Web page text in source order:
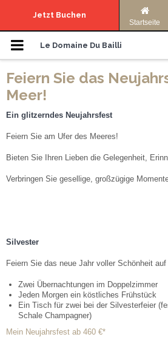
Navigationsmenü
Die Domaine
Unterkünfte
Unsere Angebote
ENGLISH
DEUTSCH
Jetzt Buchen
Startseite
Le Domaine Du Bailli
Feiern Sie das
Meer!
Ein glitzerndes Neujahrsfest
Feiern Sie am Ufer des Meeres!
Bieten Sie Ihren Lieben die Gelegenheit,
Verbringen Sie gesellige, großzügige
Silvester
Feiern Sie das neue Jahr voller Schönheit
Zwei Übernachtungen im Doppelzimmer
Jeden Morgen ein köstliches Frühstück
Ein Tisch für zwei bei der Silvesterfeier
Schale Champagner)
Mein Neujahrsfest ab 460 €*